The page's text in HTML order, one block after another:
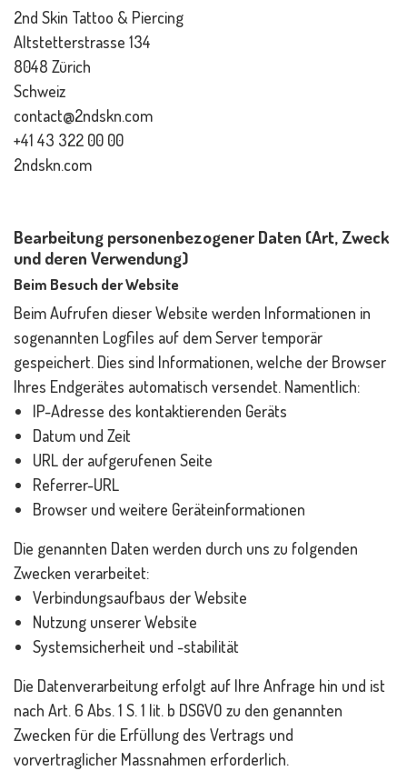
2nd Skin Tattoo & Piercing
Altstetterstrasse 134
8048 Zürich
Schweiz
contact@2ndskn.com
+41 43 322 00 00
2ndskn.com
Bearbeitung personenbezogener Daten (Art, Zweck
und deren Verwendung)
Beim Besuch der Website
Beim Aufrufen dieser Website werden Informationen in
sogenannten Logfiles auf dem Server temporär
gespeichert. Dies sind Informationen, welche der Browser
Ihres Endgerätes automatisch versendet. Namentlich:
IP-Adresse des kontaktierenden Geräts
Datum und Zeit
URL der aufgerufenen Seite
Referrer-URL
Browser und weitere Geräteinformationen
Die genannten Daten werden durch uns zu folgenden
Zwecken verarbeitet:
Verbindungsaufbaus der Website
Nutzung unserer Website
Systemsicherheit und -stabilität
Die Datenverarbeitung erfolgt auf Ihre Anfrage hin und ist
nach Art. 6 Abs. 1 S. 1 lit. b DSGVO zu den genannten
Zwecken für die Erfüllung des Vertrags und
vorvertraglicher Massnahmen erforderlich.